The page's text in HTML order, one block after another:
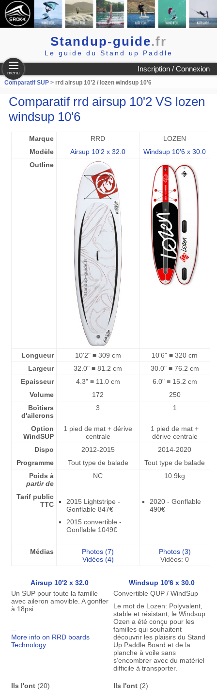
Standup-guide.fr
Le guide du Stand up Paddle
Inscription / Connexion
menu
Comparatif SUP > rrd airsup 10'2 / lozen windsup 10'6
Comparatif rrd airsup 10'2 VS lozen
windsup 10'6
Marque RRD
LOZEN
Modèle
Airsup 10'2 x 32.0
Windsup 10'6 x 30.0
Outline
Longueur 10'2" ≡ 309 cm
10'6" ≡ 320 cm
Largeur
32.0" ≡ 81.2 cm
30.0" ≡ 76.2 cm
Epaisseur
4.3" ≡ 11.0 cm
6.0" ≡ 15.2 cm
Volume
172
250
Boîtiers
d'ailerons
3 1
Option
WindSUP
1 pied de mat + dérive
centrale
1 pied de mat +
dérive centrale
Dispo
2012-2015
2014-2020
Programme
Tout type de balade
Tout type de balade
Poids à
partir de
NC 10.9kg
Tarif public
TTC
2015 Lightstripe -
Gonflable 847€
2015 convertible -
Gonflable 1049€
2020 - Gonflable
490€
Médias
Photos (7)
Vidéos (4)
Photos (3)
Vidéos: 0
Airsup 10'2 x 32.0
Windsup 10'6 x 30.0
Un SUP pour toute la famille
avec aileron amovible. A gonfler
à 18psi
--
More info on RRD boards
Technology
Convertible QUP / WindSup
Le mot de Lozen: Polyvalent,
stable et résistant, le Windsup
Ozen a été conçu pour les
familles qui souhaitent
découvrir les plaisirs du Stand
Up Paddle Board et de la
planche à voile sans
s’encombrer avec du matériel
difficile à transporter.
Ils l'ont(20)
Ils l'ont(2)